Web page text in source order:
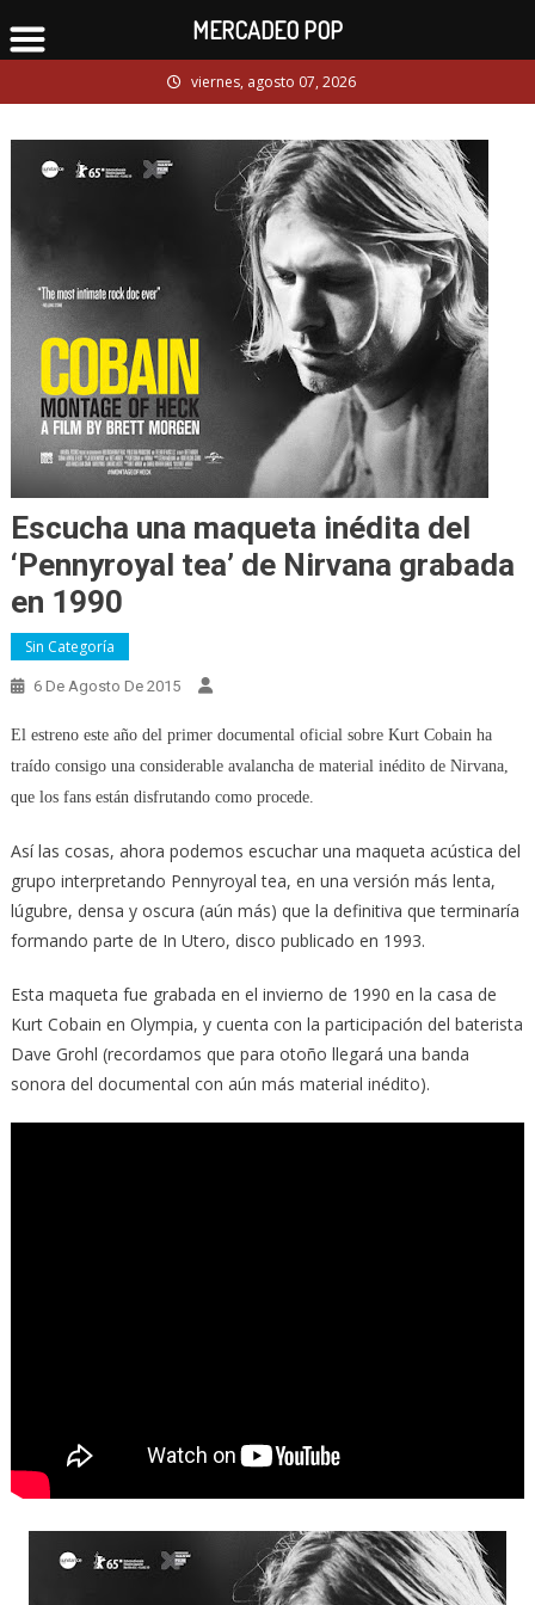
to
viernes, agosto 07, 2026
Escucha una maqueta inédita del
‘Pennyroyal tea’ de Nirvana grabada
en 1990
Sin Categoría
6 De Agosto De 2015
El estreno este año del primer documental oficial sobre Kurt Cobain ha
traído consigo una considerable avalancha de material inédito de Nirvana,
que los fans están disfrutando como procede.
Así las cosas, ahora podemos escuchar una maqueta acústica del
grupo interpretando Pennyroyal tea, en una versión más lenta,
lúgubre, densa y oscura (aún más) que la definitiva que terminaría
formando parte de In Utero, disco publicado en 1993.
Esta maqueta fue grabada en el invierno de 1990 en la casa de
Kurt Cobain en Olympia, y cuenta con la participación del baterista
Dave Grohl (recordamos que para otoño llegará una banda
sonora del documental con aún más material inédito).
MERCADEO POP